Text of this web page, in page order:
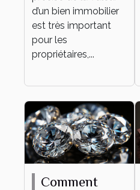
d’un bien immobilier
est très important
pour les
propriétaires,...
Comment